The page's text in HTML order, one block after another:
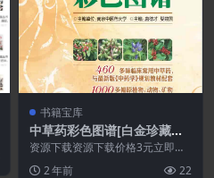
书籍宝库
中草药彩色图谱[白金珍藏版].
PDF
资源下载资源下载价格3元立即购
2 年前 22